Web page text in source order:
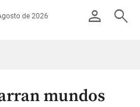
person search
de 2026
mundos